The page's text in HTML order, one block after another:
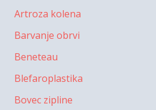
Artroza kolena
Barvanje obrvi
Beneteau
Blefaroplastika
Bovec zipline